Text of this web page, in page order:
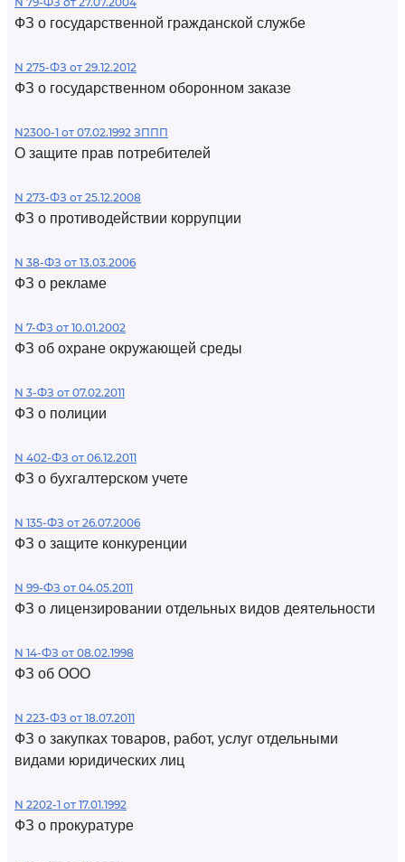
ФЗ о государственной гражданской службе
N 275-ФЗ от 29.12.2012
ФЗ о государственном оборонном заказе
N2300-1 от 07.02.1992 ЗППП
О защите прав потребителей
N 273-ФЗ от 25.12.2008
ФЗ о противодействии коррупции
N 38-ФЗ от 13.03.2006
ФЗ о рекламе
N 7-ФЗ от 10.01.2002
ФЗ об охране окружающей среды
N 3-ФЗ от 07.02.2011
ФЗ о полиции
N 402-ФЗ от 06.12.2011
ФЗ о бухгалтерском учете
N 135-ФЗ от 26.07.2006
ФЗ о защите конкуренции
N 99-ФЗ от 04.05.2011
ФЗ о лицензировании отдельных видов деятельности
N 14-ФЗ от 08.02.1998
ФЗ об ООО
N 223-ФЗ от 18.07.2011
ФЗ о закупках товаров, работ, услуг отдельными
видами юридических лиц
N 2202-1 от 17.01.1992
ФЗ о прокуратуре